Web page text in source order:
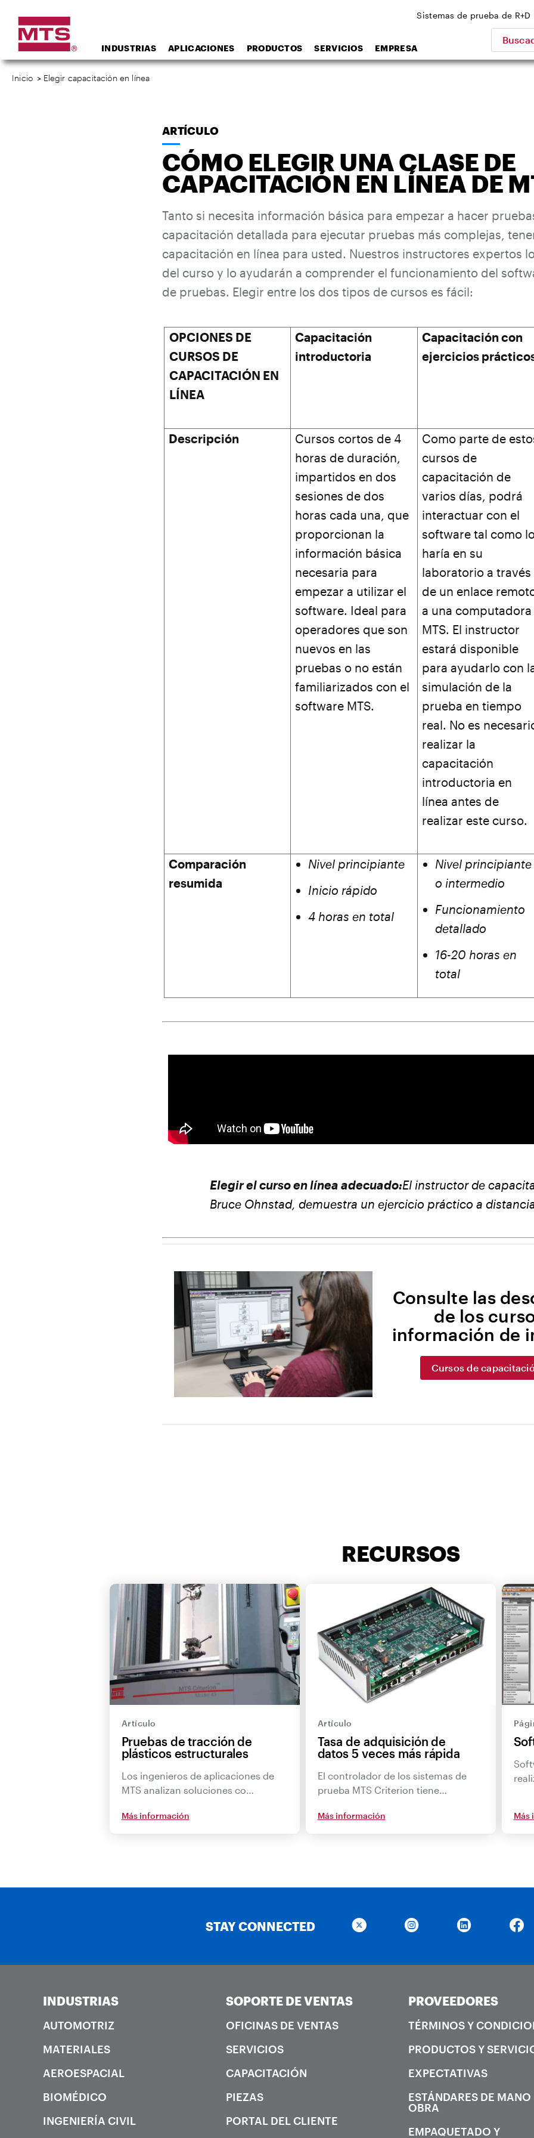
INDUSTRIAS APLICACIONES PRODUCTOS SERVICIOS EMPRESA
Sistemas de prueba de R+D
Inicio > Elegir capacitación en línea
ARTÍCULO
CÓMO ELEGIR UNA CLASE DE
CAPACITACIÓN EN LÍNEA DE
Tanto si necesita información básica para empezar a hacer
capacitación detallada para ejecutar pruebas más complejas,
capacitación en línea para usted. Nuestros instructores expertos
del curso y lo ayudarán a comprender el funcionamiento del
de pruebas. Elegir entre los dos tipos de cursos es fácil:
OPCIONES DE
CURSOS DE
CAPACITACIÓN EN
LÍNEA
Capacitación
introductoria
Capacitación con
ejercicios
Descripción
Cursos cortos de 4
horas de duración,
impartidos en dos
sesiones de dos
horas cada una, que
proporcionan la
información básica
necesaria para
empezar a utilizar el
software. Ideal para
operadores que son
nuevos en las
pruebas o no están
familiarizados con el
software MTS.
Como parte de
cursos de
capacitación de
varios días, podrá
interactuar con el
software tal como
haría en su
laboratorio a través
de un enlace
a una computadora
MTS. El instructor
estará disponible
para ayudarlo con
simulación de la
prueba en tiempo
real. No es
realizar la
capacitación
introductoria en
línea antes de
realizar este curso.
Comparación
resumida
Nivel principiante
Inicio rápido
4 horas en total
Nivel principiante
o intermedio
Funcionamiento
detallado
16-20 horas en
total
Elegir el curso en línea adecuado:El instructor de
Bruce Ohnstad, demuestra un ejercicio práctico a
Consulte las
de los
información de
Cursos de
RECURSOS
Artículo
Pruebas de tracción de
plásticos estructurales
Los ingenieros de aplicaciones de
MTS analizan soluciones co…
Más información
Artículo
Tasa de adquisición de
datos 5 veces más rápida
El controlador de los sistemas de
prueba MTS Criterion tiene…
Más información Más
STAY CONNECTED
INDUSTRIAS
AUTOMOTRIZ
MATERIALES
AEROESPACIAL
BIOMÉDICO
INGENIERÍA CIVIL
SOPORTE DE VENTAS
OFICINAS DE VENTAS
SERVICIOS
CAPACITACIÓN
PIEZAS
PORTAL DEL CLIENTE
PROVEEDORES
TÉRMINOS Y
PRODUCTOS Y
EXPECTATIVAS
ESTÁNDARES DE MANO
OBRA
EMPAQUETADO Y